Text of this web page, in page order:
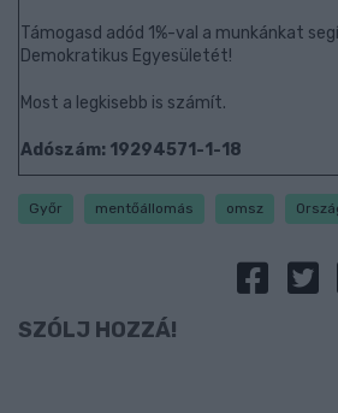
Támogasd adód 1%-val a munkánkat
Demokratikus Egyesületét!
Most a legkisebb is számít.
Adószám: 19294571-1-18
Győr mentőállomás omsz
SZÓLJ HOZZÁ!